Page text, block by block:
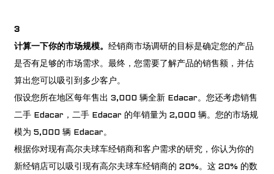
3
计算一下你的市场规模。 经销商市场调研的目标是确定您的产品
是否有足够的市场需求。最终，您需要了解产品的销售额，并估
算出您可以吸引到多少客户。
假设您所在地区每年售出 3,000 辆全新 Edacar。您还考虑销售
二手 Edacar，二手 Edacar 的年销量为 2,000 辆。您的市场规
模为 5,000 辆 Edacar。
根据你对现有高尔夫球车经销商和客户需求的研究，你认为你的
新经销店可以吸引现有高尔夫球车经销商的 20%。这 20% 的数